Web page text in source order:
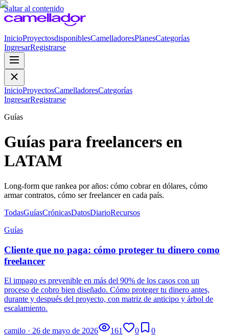
Saltar al contenido
InicioProyectosdisponiblesCamelladoresPlanesCategorías
IngresarRegistrarse
InicioProyectosCamelladoresCategorías
IngresarRegistrarse
Guías
Guías para freelancers en
LATAM
Long-form que rankea por años: cómo cobrar en dólares, cómo
armar contratos, cómo ser freelancer en cada país.
TodasGuíasCrónicasDatosDiarioRecursos
Guías
Cliente que no paga: cómo proteger tu dinero como
freelancer
El impago es prevenible en más del 90% de los casos con un
proceso de cobro bien diseñado. Cómo proteger tu dinero antes,
durante y después del proyecto, con matriz de anticipo y árbol de
escalamiento.
camilo · 26 de mayo de 2026 161 0
0